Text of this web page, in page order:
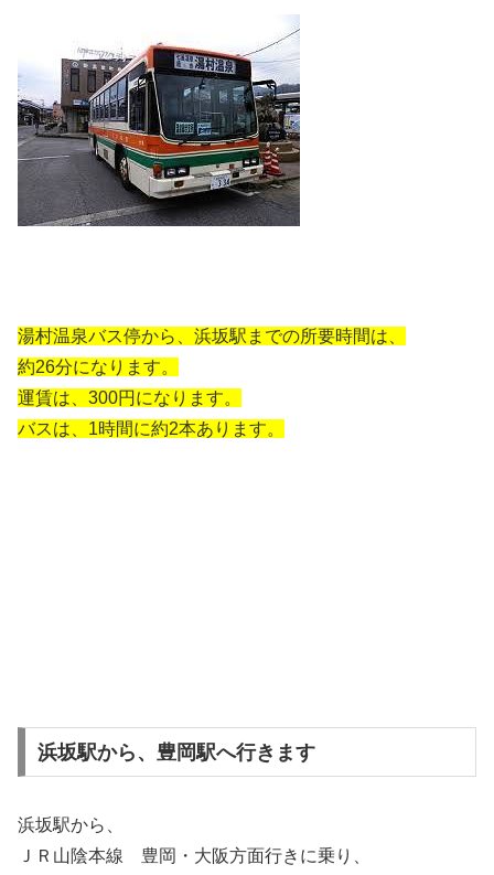
湯村温泉バス停から、浜坂駅までの所要時間は、
約26分になります。
運賃は、300円になります。
バスは、1時間に約2本あります。
浜坂駅から、豊岡駅へ行きます
浜坂駅から、
ＪＲ山陰本線 豊岡・大阪方面行きに乗り、